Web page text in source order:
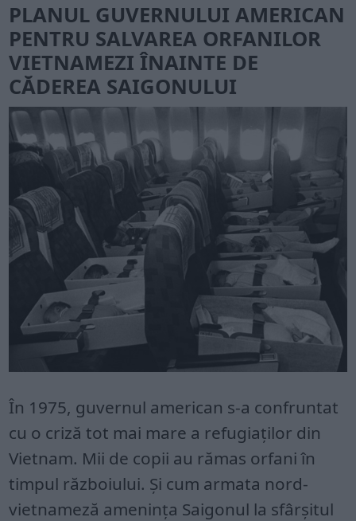
PLANUL GUVERNULUI AMERICAN
PENTRU SALVAREA ORFANILOR
VIETNAMEZI ÎNAINTE DE
CĂDEREA SAIGONULUI
În 1975, guvernul american s-a confruntat
cu o criză tot mai mare a refugiaților din
Vietnam. Mii de copii au rămas orfani în
timpul războiului. Și cum armata nord-
vietnameză amenința Saigonul la sfârșitul